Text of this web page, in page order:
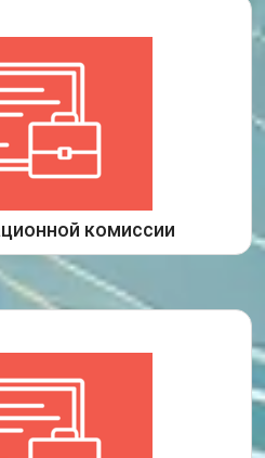
комиссии
состоялось заседание
области, на котором были
материалы
работников организаций,
деятельность
Иркутской области, принято
министерства
комиссии Иркутской
от 13 марта 2026 года.